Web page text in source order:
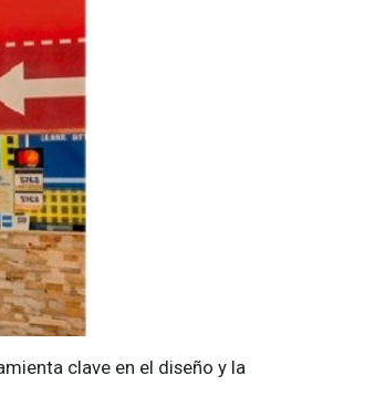
clave en el diseño y la